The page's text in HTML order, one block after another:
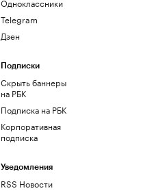
Telegram
Дзен
Подписки
Скрыть баннеры
на РБК
Подписка на РБК
Корпоративная
подписка
Уведомления
RSS Новости